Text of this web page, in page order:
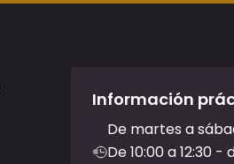
Información
De martes a
De 10:00 a 12:30 -